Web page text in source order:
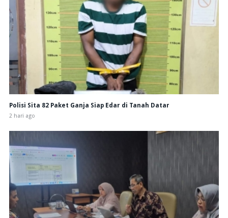
Polisi Sita 82 Paket Ganja Siap Edar di Tanah Datar
2 hari ago